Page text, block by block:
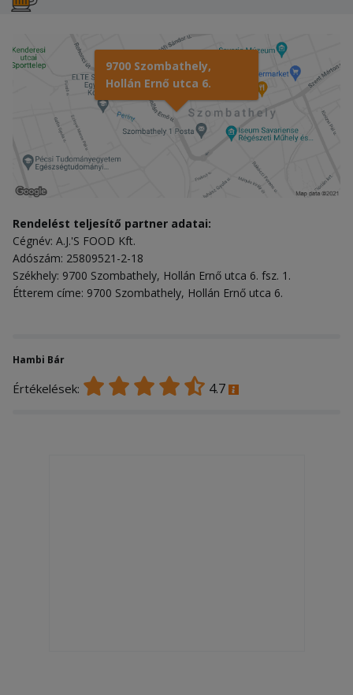
9700 Szombathely,
Hollán Ernő utca 6.
Rendelést teljesítő partner adatai:
Cégnév: A.J.'S FOOD Kft.
Adószám: 25809521-2-18
Székhely: 9700 Szombathely, Hollán Ernő utca 6. fsz. 1.
Étterem címe: 9700 Szombathely, Hollán Ernő utca 6.
Hambi Bár
Értékelések: 4.7